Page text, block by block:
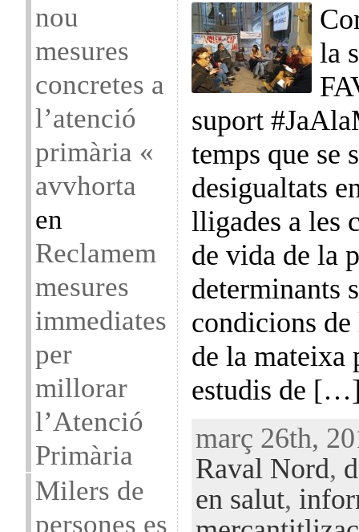
nou
mesures
concretes a
l’atenció
primària «
avvhorta
en
Reclamem
mesures
immediates
per
millorar
l’Atenció
Primària
Milers de
persones es
la
suport
temps que se
desigualtats
lligades a les
de vida de la
determinants
condicions
de la mateixa
estudis de
març 26th,
Raval Nord,
en salut,